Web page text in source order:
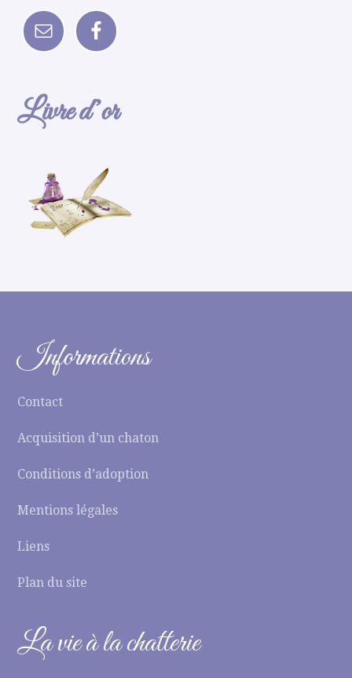
Livre d’or
Informations
Contact
Acquisition d’un chaton
Conditions d’adoption
Mentions légales
Liens
Plan du site
La vie à la chatterie